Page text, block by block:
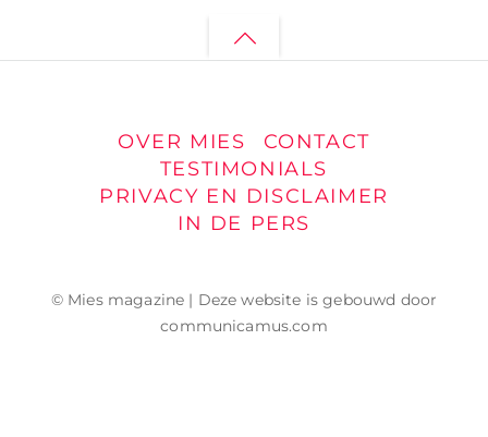
Back
OVER MIES
CONTACT
TESTIMONIALS
PRIVACY EN DISCLAIMER
IN DE PERS
© Mies magazine | Deze website is gebouwd door
communicamus.com